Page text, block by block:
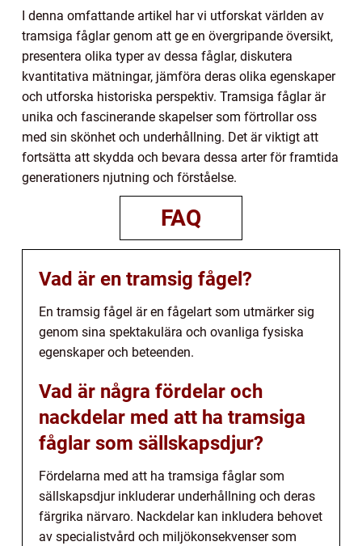
I denna omfattande artikel har vi utforskat världen av
tramsiga fåglar genom att ge en övergripande översikt,
presentera olika typer av dessa fåglar, diskutera
kvantitativa mätningar, jämföra deras olika egenskaper
och utforska historiska perspektiv. Tramsiga fåglar är
unika och fascinerande skapelser som förtrollar oss
med sin skönhet och underhållning. Det är viktigt att
fortsätta att skydda och bevara dessa arter för framtida
generationers njutning och förståelse.
FAQ
Vad är en tramsig fågel?
En tramsig fågel är en fågelart som utmärker sig
genom sina spektakulära och ovanliga fysiska
egenskaper och beteenden.
Vad är några fördelar och
nackdelar med att ha tramsiga
fåglar som sällskapsdjur?
Fördelarna med att ha tramsiga fåglar som
sällskapsdjur inkluderar underhållning och deras
färgrika närvaro. Nackdelar kan inkludera behovet
av specialistvård och miljökonsekvenser som